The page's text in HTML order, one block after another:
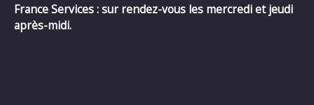
France Services : sur rendez-vous les mercredi et jeudi
après-midi.